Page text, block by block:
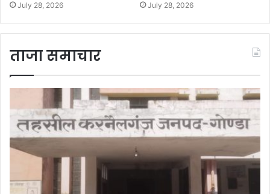
July 28, 2026 July 28, 2026
ताजा समाचार